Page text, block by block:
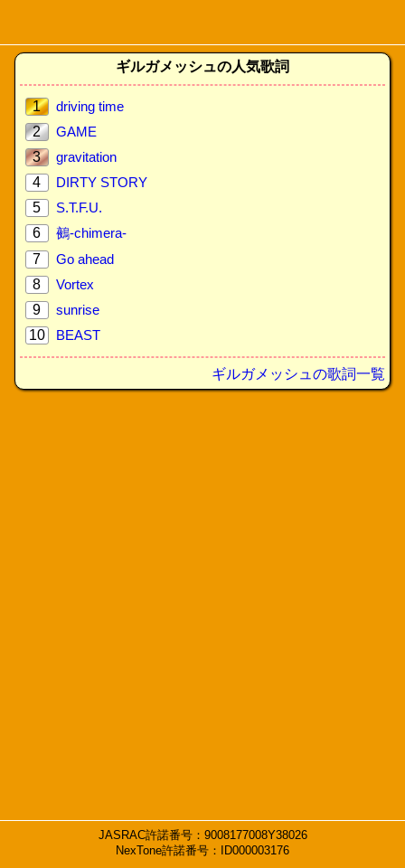
ギルガメッシュの人気歌詞
1
driving time
2
GAME
3
gravitation
4
DIRTY STORY
5
S.T.F.U.
6
鵺-chimera-
7
Go ahead
8
Vortex
9
sunrise
10
BEAST
ギルガメッシュの歌詞一覧
JASRAC許諾番号：9008177008Y38026
NexTone許諾番号：ID000003176